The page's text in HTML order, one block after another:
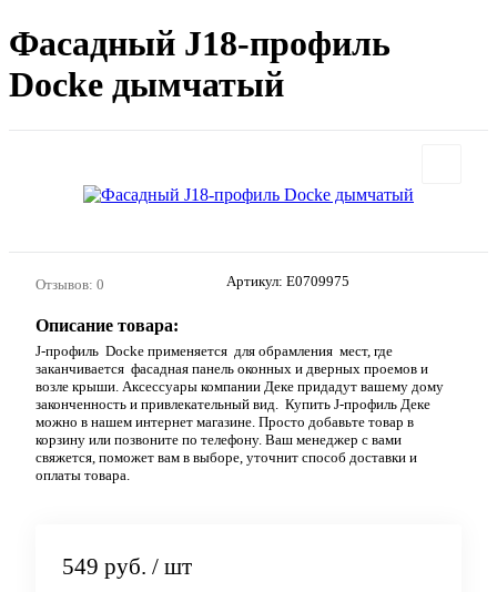
Фасадный J18-профиль
Docke дымчатый
Отзывов: 0 Артикул: E0709975
Описание товара:
J-профиль Docke применяется для обрамления мест, где
заканчивается фасадная панель оконных и дверных проемов и
возле крыши. Аксессуары компании Деке придадут вашему дому
законченность и привлекательный вид. Купить J-профиль Деке
можно в нашем интернет магазине. Просто добавьте товар в
корзину или позвоните по телефону. Ваш менеджер с вами
свяжется, поможет вам в выборе, уточнит способ доставки и
оплаты товара.
549 руб. / шт